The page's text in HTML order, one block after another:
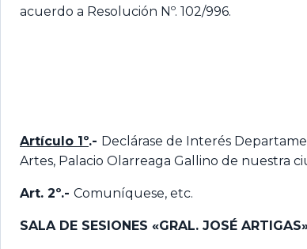
acuerdo a Resolución Nº. 102/996.
Artículo 1º.- Declárase de Interés
Artes, Palacio Olarreaga Gallino de nuestra
Art. 2º.- Comuníquese, etc.
SALA DE SESIONES «GRAL. JOSÉ